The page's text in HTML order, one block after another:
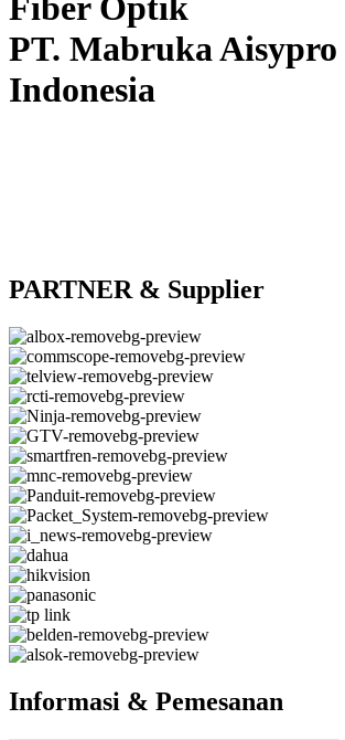
PT. Mabruka Aisypro
Indonesia
PARTNER & Supplier
Informasi & Pemesanan